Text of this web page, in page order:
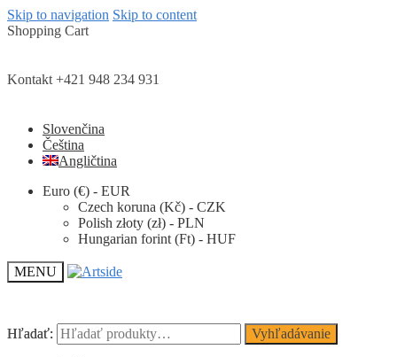
Skip to navigation Skip to content
Shopping Cart
Kontakt +421 948 234 931
Slovenčina
Čeština
Angličtina
Euro (€) - EUR
Czech koruna (Kč) - CZK
Polish złoty (zł) - PLN
Hungarian forint (Ft) - HUF
MENU
Hľadať: Vyhľadávanie
Hľadať: Vyhľadávanie